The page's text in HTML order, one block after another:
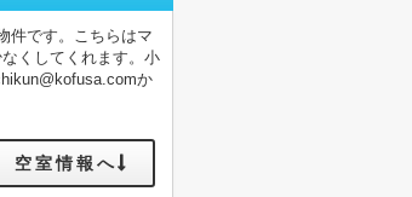
件です。こちらはマ
くしてくれます。小
か
空室情報へ